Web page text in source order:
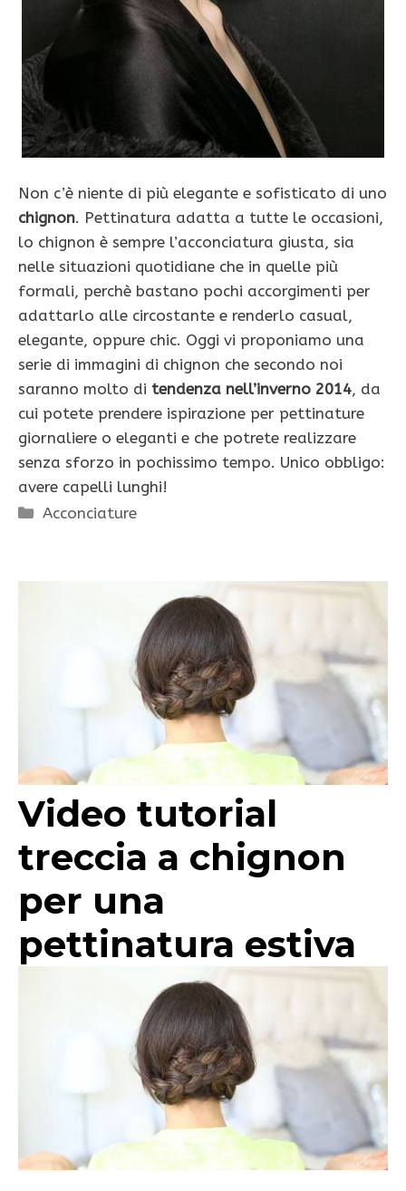
Non c’è niente di più elegante e sofisticato di uno
chignon. Pettinatura adatta a tutte le occasioni,
lo chignon è sempre l’acconciatura giusta, sia
nelle situazioni quotidiane che in quelle più
formali, perchè bastano pochi accorgimenti per
adattarlo alle circostante e renderlo casual,
elegante, oppure chic. Oggi vi proponiamo una
serie di immagini di chignon che secondo noi
saranno molto di tendenza nell’inverno 2014, da
cui potete prendere ispirazione per pettinature
giornaliere o eleganti e che potrete realizzare
senza sforzo in pochissimo tempo. Unico obbligo:
avere capelli lunghi!
Categorie
Acconciature
Video tutorial
treccia a chignon
per una
pettinatura estiva